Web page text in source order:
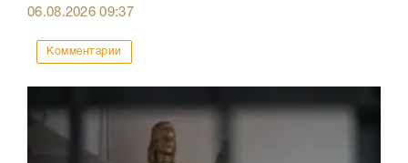
06.08.202609:37
Комментарии